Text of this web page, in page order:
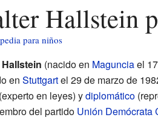
Hallstein
para niños
(nacido en Magunciael
en Stuttgartel 29 de marzo de
en leyes) ydiplomático
del partido Unión Demócrata